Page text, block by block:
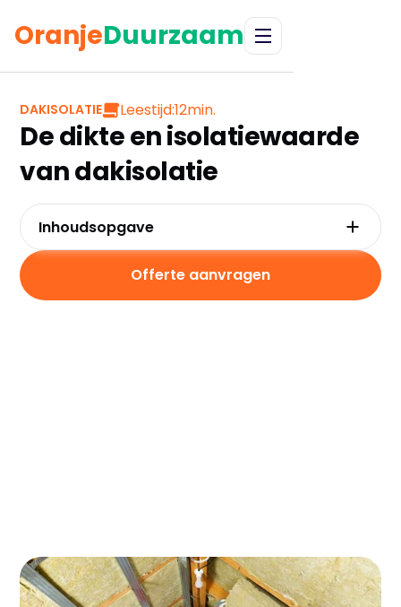
OranjeDuurzaam
DAKISOLATIE Leestijd:12min.
De dikte en isolatiewaarde
van dakisolatie
Inhoudsopgave
Wat is de Rd-waarde van dakisolatie?
De betekenis van R-waarde in dakisolatie
Uitleg van RC 6 dakisolatie
Offerte aanvragen